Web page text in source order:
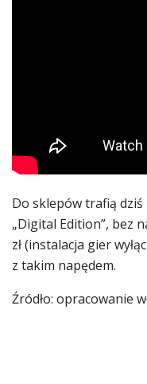
Do sklepów trafią
„Digital Edition”, bez
zł (instalacja gier
z takim napędem.
Źródło: opracowanie